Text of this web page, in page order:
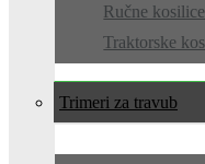
Ručne kosilice
Traktorske
Trimeri za travu